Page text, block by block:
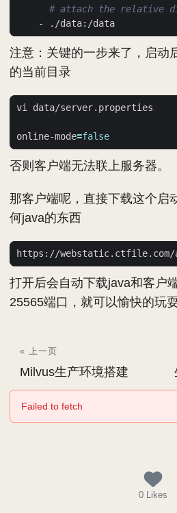
# attach the relative
注意：关键的一步来了，启动
的当前目录
online-mode=false
否则客户端无法联上服务器。
那客户端呢，直接下载这个启
何java的东西
打开后会自动下载java和客户
25565端口，就可以愉快的玩耍
« 上一页
Milvus生产环境搭建